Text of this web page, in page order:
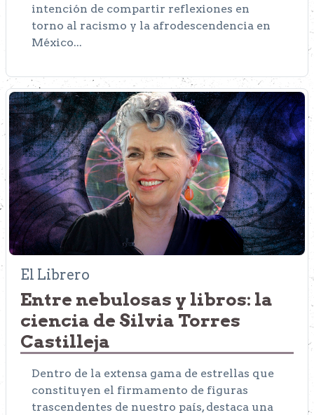
intención de compartir reflexiones en
torno al racismo y la afrodescendencia en
México...
El Librero
Entre nebulosas y libros: la
ciencia de Silvia Torres
Castilleja
Dentro de la extensa gama de estrellas que
constituyen el firmamento de figuras
trascendentes de nuestro país, destaca una